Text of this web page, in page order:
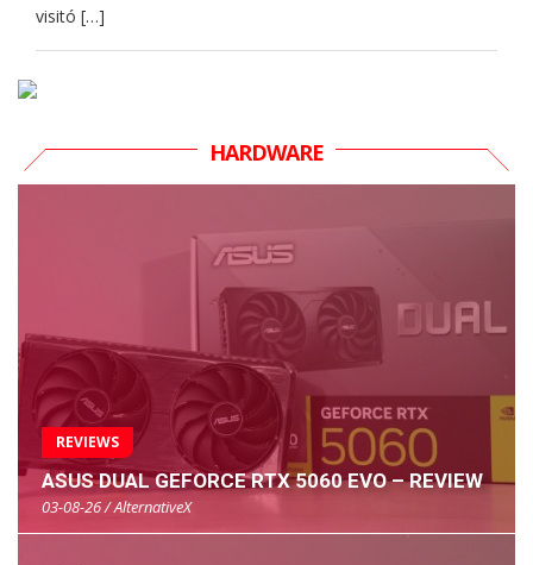
visitó […]
HARDWARE
REVIEWS
ASUS DUAL GEFORCE RTX 5060 EVO – REVIEW
03-08-26 / AlternativeX